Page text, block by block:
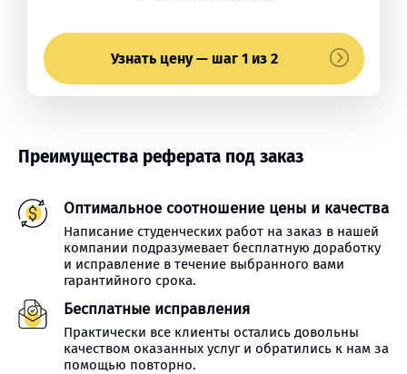
Узнать цену — шаг 1 из 2
Преимущества реферата под заказ
Оптимальное соотношение цены и качества
Написание студенческих работ на заказ в нашей
компании подразумевает бесплатную доработку
и исправление в течение выбранного вами
гарантийного срока.
Бесплатные исправления
Практически все клиенты остались довольны
качеством оказанных услуг и обратились к нам за
помощью повторно.